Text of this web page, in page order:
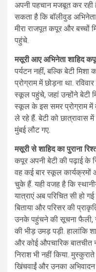
अपनी पहचान मजबूत कर रही
सकता है कि बॉलीवुड
मीरा राजपूत कपूर और
पहुंचे.
मसूरी आए अभिनेता शाहिद
पर्यटन नहीं, बल्कि बेटी
प्रोग्राम में छोड़ना था.
स्कूल पहुंचे, जहां उन्होंने बेटी
स्कूल के इस समर प्रोग्राम में
ले रहे हैं. बेटी को छात्रावास
मुंबई लौट गए.
मसूरी से शाहिद का पुराना
कपूर अपनी बेटी की पढ़ाई के
वह कई बार स्कूल
चुके हैं. यही वजह है कि
यात्राएं अब परिचित सी हो
बिताया और परिसर की
उनके पहुंचने की सूचना
की भीड़ उमड़ पड़ी. हालांकि
और कोई औपचारिक बातचीत
निराश भी नहीं किया.
खिंचवाईं और उनका अभिवादन